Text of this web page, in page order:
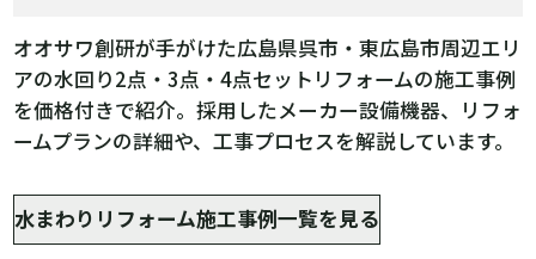
オオサワ創研が手がけた広島県呉市・東広島市周辺エリ
アの水回り2点・3点・4点セットリフォームの施工事例
を価格付きで紹介。採用したメーカー設備機器、リフォ
ームプランの詳細や、工事プロセスを解説しています。
水まわりリフォーム施工事例一覧を見る